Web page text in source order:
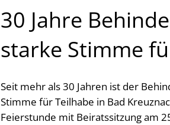
30 Jahre
starke Stimme
Seit mehr als 30 Jahren ist der
Stimme für Teilhabe in Bad
Feierstunde mit Beiratssitzung am